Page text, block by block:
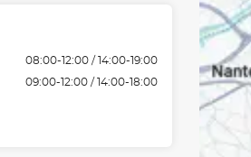
08:00-12:00 / 14:00-19:00
09:00-12:00 / 14:00-18:00